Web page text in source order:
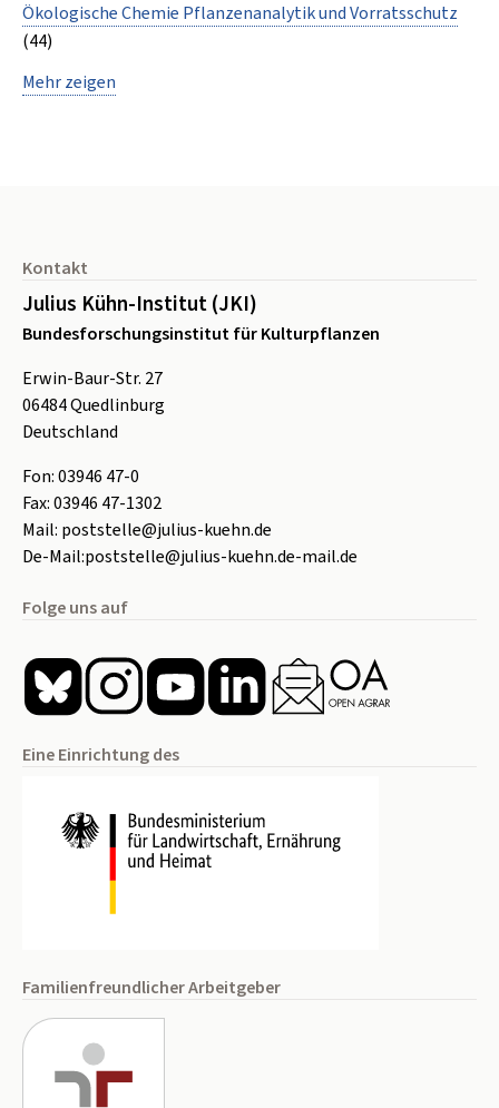
Ökologische Chemie Pflanzenanalytik und Vorratsschutz
(44)
Mehr zeigen
Kontakt
Julius Kühn-Institut (JKI)
Bundesforschungsinstitut für Kulturpflanzen
Erwin-Baur-Str. 27
06484Quedlinburg
Deutschland
Fon:03946 47-0
Fax:03946 47-1302
Mail: poststelle@julius-kuehn.de
De-Mail:poststelle@julius-kuehn.de-mail.de
Folge uns auf
Eine Einrichtung des
Familienfreundlicher Arbeitgeber